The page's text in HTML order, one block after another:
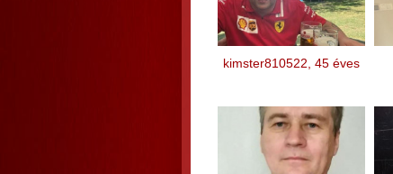
kimster810522, 45 éves